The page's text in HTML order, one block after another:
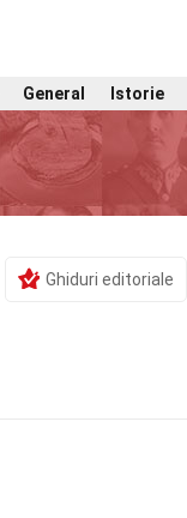
General Istorie
Ghiduri editoriale